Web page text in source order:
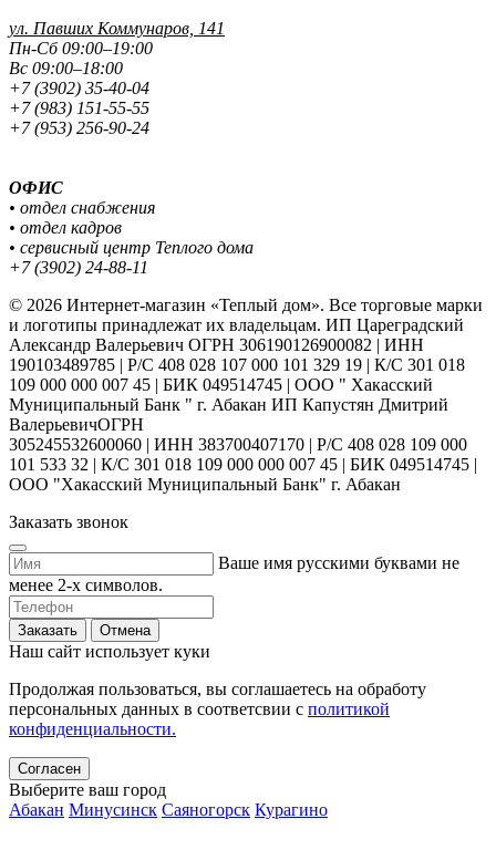
ул. Павших Коммунаров, 141
Пн-Сб 09:00–19:00
Вс 09:00–18:00
+7 (3902) 35-40-04
+7 (983) 151-55-55
+7 (953) 256-90-24
ОФИС
• отдел снабжения
• отдел кадров
• сервисный центр Теплого дома
+7 (3902) 24-88-11
© 2026 Интернет-магазин «Теплый дом». Все торговые марки
и логотипы принадлежат их владельцам. ИП Цареградский
Александр Валерьевич ОГРН 306190126900082 | ИНН
190103489785 | Р/С 408 028 107 000 101 329 19 | К/С 301 018
109 000 000 007 45 | БИК 049514745 | ООО " Хакасский
Муниципальный Банк " г. Абакан ИП Капустян Дмитрий
ВалерьевичОГРН
305245532600060 | ИНН 383700407170 | Р/С 408 028 109 000
101 533 32 | К/С 301 018 109 000 000 007 45 | БИК 049514745 |
ООО "Хакасский Муниципальный Банк" г. Абакан
Заказать звонок
Ваше имя русскими буквами не
менее 2-х символов.
Заказать Отмена
Наш сайт использует куки
Продолжая пользоваться, вы соглашаетесь на обработу
персональных данных в соответсвии с политикой
конфиденциальности.
Согласен
Выберите ваш город
Абакан Минусинск Саяногорск Курагино